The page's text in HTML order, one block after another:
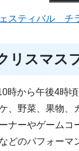
スティバル チ
リスマス
時から午後4時
、野菜、果物
ナーやゲーム
どのパフォー